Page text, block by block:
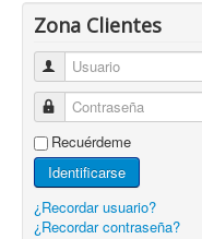
Zona Clientes
Usuario
Contraseña
Recuérdeme
Identificarse
¿Recordar usuario?
¿Recordar contraseña?